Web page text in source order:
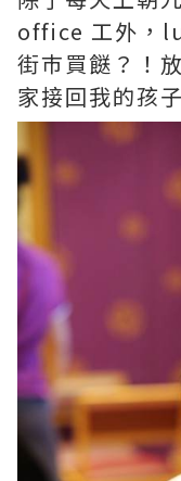
office 工外，
街巿買餸？！
家接回我的孩子